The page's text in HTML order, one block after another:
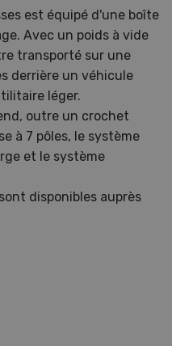
est équipé d'une boîte
Avec un poids à vide
transporté sur une
derrière un véhicule
léger.
outre un crochet
à 7 pôles, le système
et le système
disponibles auprès